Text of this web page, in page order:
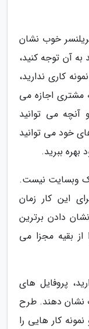
خوب نشان
آن توجه کنید،
کاری ندارید،
مشتری اجازه می
آنچه می توانید
خود می توانید
بهره ببرید.
یک وبسایت نیست.
این کار زمان
دادن برترین
از بقیه مجزا می
پروفایل های
نشان دهند. طرح
کار هایی را